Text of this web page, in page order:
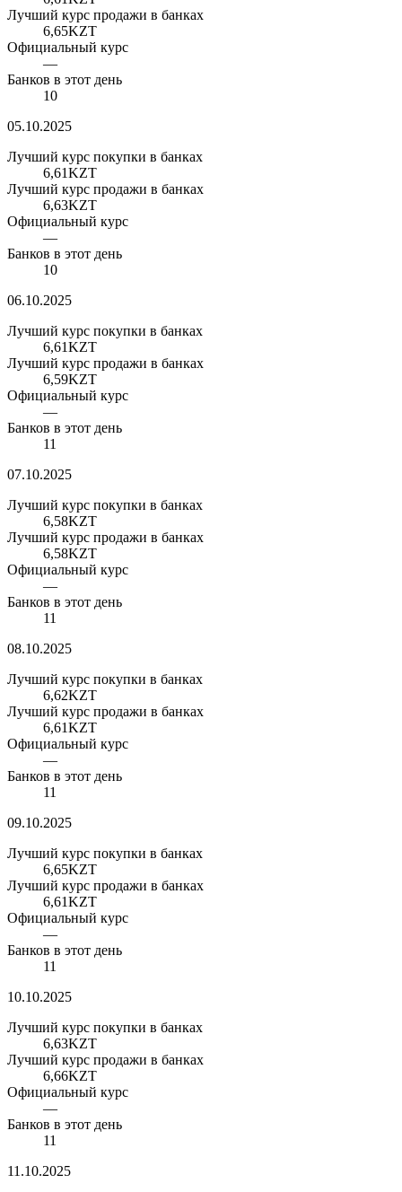
Лучший курс продажи в банках
6,65KZT
Официальный курс
—
Банков в этот день
10
05.10.2025
Лучший курс покупки в банках
6,61KZT
Лучший курс продажи в банках
6,63KZT
Официальный курс
—
Банков в этот день
10
06.10.2025
Лучший курс покупки в банках
6,61KZT
Лучший курс продажи в банках
6,59KZT
Официальный курс
—
Банков в этот день
11
07.10.2025
Лучший курс покупки в банках
6,58KZT
Лучший курс продажи в банках
6,58KZT
Официальный курс
—
Банков в этот день
11
08.10.2025
Лучший курс покупки в банках
6,62KZT
Лучший курс продажи в банках
6,61KZT
Официальный курс
—
Банков в этот день
11
09.10.2025
Лучший курс покупки в банках
6,65KZT
Лучший курс продажи в банках
6,61KZT
Официальный курс
—
Банков в этот день
11
10.10.2025
Лучший курс покупки в банках
6,63KZT
Лучший курс продажи в банках
6,66KZT
Официальный курс
—
Банков в этот день
11
11.10.2025